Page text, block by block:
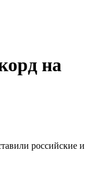
на
российские и